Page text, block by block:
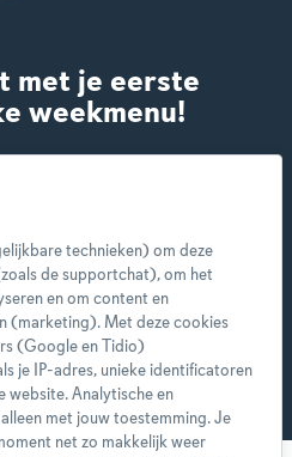
met je eerste
weekmenu!
je wekelijks een nieuw
technieken) om deze
de supportchat), om het
en om content en
(marketing). Met deze cookies
(Google en Tidio)
je IP-adres, unieke identificatoren
website. Analytische en
met jouw toestemming. Je
net zo makkelijk weer